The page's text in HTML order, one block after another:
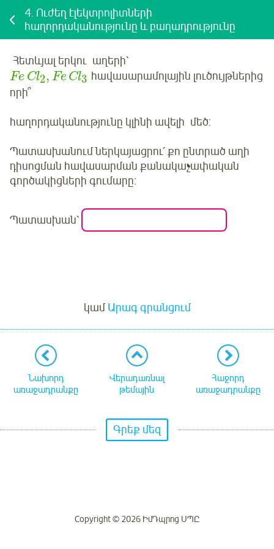
4. Ուժեղ էլեկտրոլիտների
հաղորդականությունը և բաղադրությունը
Հետևյալ երկու աղերի՝
Fe Cl2, Fe Cl3 հավասարամոլային լուծույթներից
որի՞
հաղորդականությունը կլինի ավելի մեծ:
Պատասխանում ներկայացրու՛ քո ընտրած աղի
դիսոցման հավասարման քանակաչափական
գործակիցների գումարը:
Պատասխան՝
կամԱրագ գրանցում
Նախորդ
առաջադրանքը
Վերադառնալ
թեմային
Հաջորդ
առաջադրանքը
Գրեք մեզ
Copyright © 2026 ԻմԴպրոց ՍՊԸ